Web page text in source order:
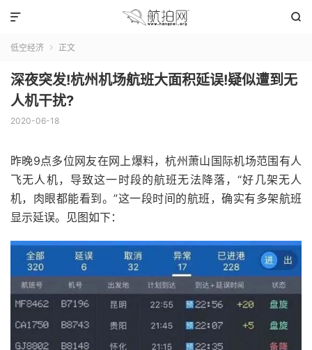


低空经济  正文
深夜突发!杭州机场航班大面积延误!疑似遭到无
人机干扰?
2020-06-18
昨晚9点多位网友在网上爆料，杭州萧山国际机场范围有人
飞无人机，导致这一时段的航班无法降落，“好几架无人
机，肉眼都能看到。”这一段时间的航班，确实有多架航班
显示延误。见图如下：